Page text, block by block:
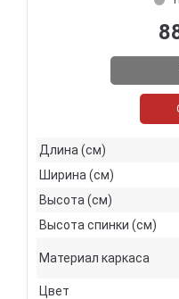
Длина (см)
Ширина (см)
Высота (см)
Высота спинки (см)
Материал каркаса
Цвет